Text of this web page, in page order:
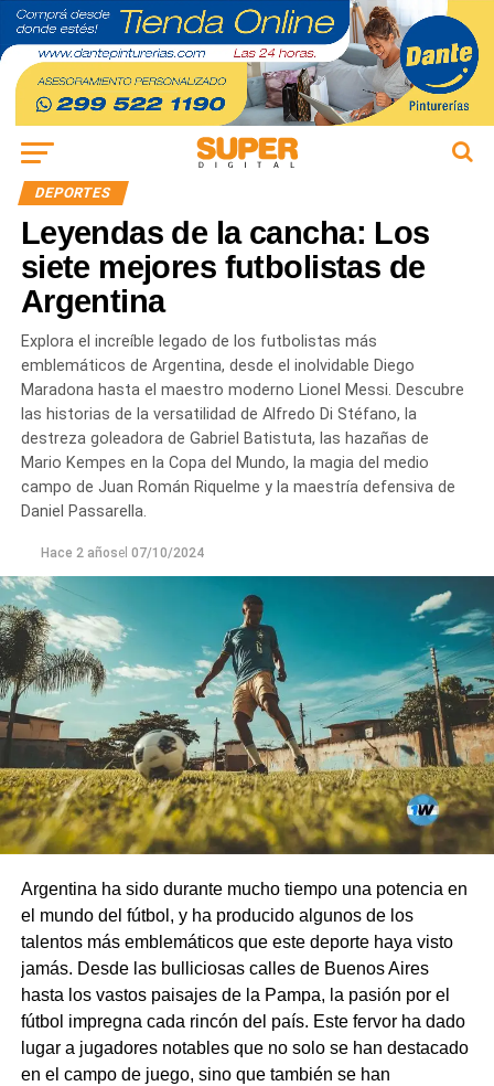
DEPORTES
Leyendas de la cancha: Los
siete mejores futbolistas de
Argentina
Explora el increíble legado de los futbolistas más
emblemáticos de Argentina, desde el inolvidable Diego
Maradona hasta el maestro moderno Lionel Messi. Descubre
las historias de la versatilidad de Alfredo Di Stéfano, la
destreza goleadora de Gabriel Batistuta, las hazañas de
Mario Kempes en la Copa del Mundo, la magia del medio
campo de Juan Román Riquelme y la maestría defensiva de
Daniel Passarella.
Hace 2 añosel 07/10/2024
Argentina ha sido durante mucho tiempo una potencia en
el mundo del fútbol, ​​y ha producido algunos de los
talentos más emblemáticos que este deporte haya visto
jamás. Desde las bulliciosas calles de Buenos Aires
hasta los vastos paisajes de la Pampa, la pasión por el
fútbol impregna cada rincón del país. Este fervor ha dado
lugar a jugadores notables que no solo se han destacado
en el campo de juego, sino que también se han